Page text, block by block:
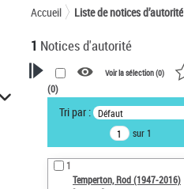
Accueil Liste de notices d’autorité
1 Notices d'autorité
VOTRE RECHERCHE
Recherche avancée dans les
notices d’autorité
Œuvres liées à l'auteur :
Temperton, Rod (1947-2016)
Voir la sélection (0)
(0)
Tri par : Défaut
sur 1
1
Temperton, Rod (1947-2016)